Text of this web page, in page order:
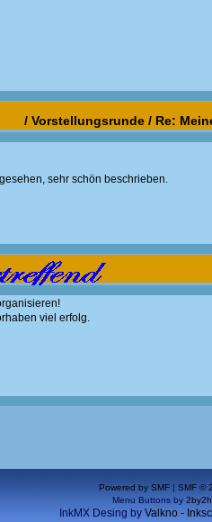
/Vorstellungsrunde / Re:
sehr schön beschrieben.
viel erfolg.
Powered by SMF| SMF ©
Menu Buttons by
InkMX Desing byValkno -